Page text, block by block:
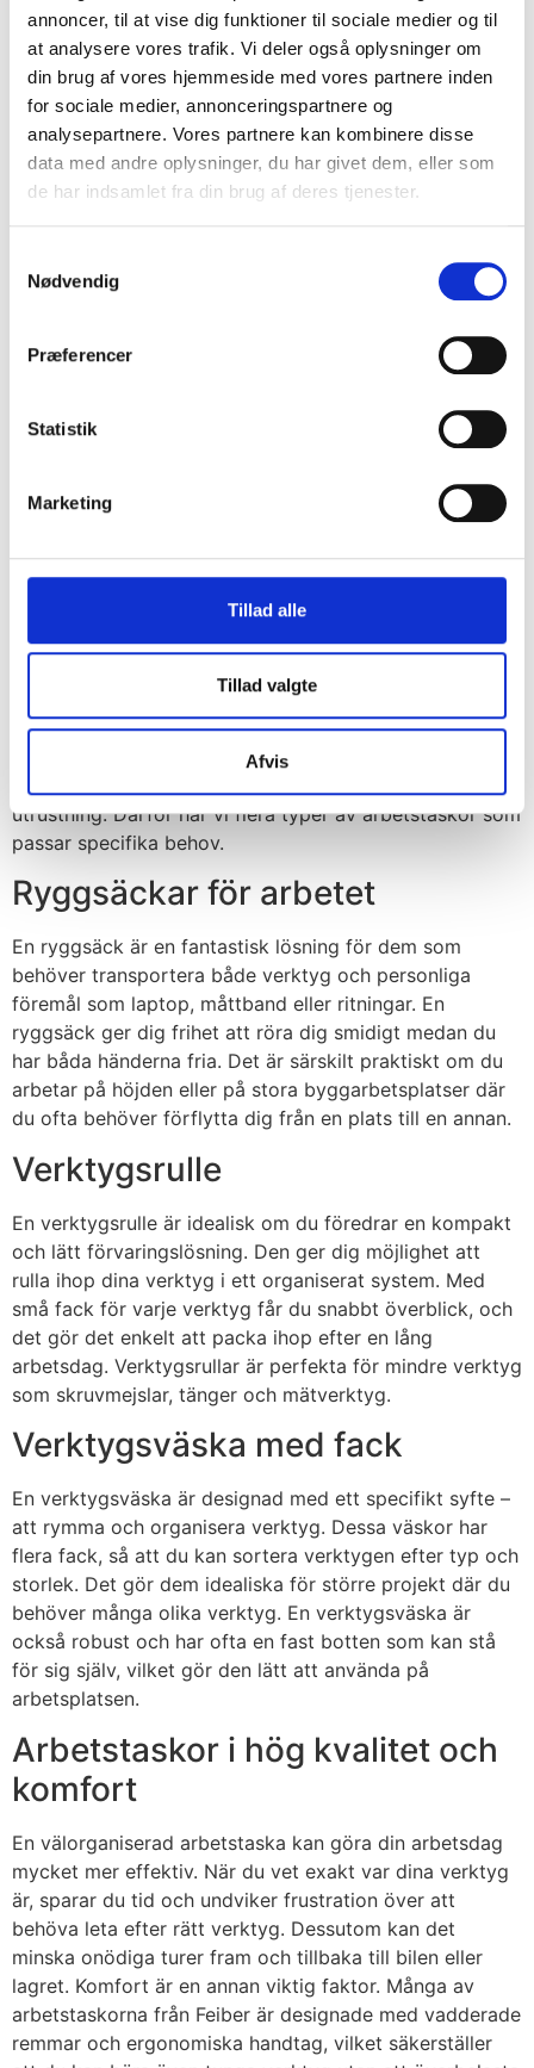
annoncer, til at vise dig funktioner til sociale medier og til
at analysere vores trafik. Vi deler også oplysninger om
din brug af vores hjemmeside med vores partnere inden
for sociale medier, annonceringspartnere og
analysepartnere. Vores partnere kan kombinere disse
data med andre oplysninger, du har givet dem, eller som
de har indsamlet fra din brug af deres tjenester.
Nødvendig
Præferencer
Statistik
Marketing
Tillad alle
Tillad valgte
Afvis
Skydda dina verktyg med
arbetstaskor
anledningar. Först och främst ger det ett praktiskt och
organiserat sätt att förvara och transportera verktyg.
huller om buller i bagaget eller på arbetsplatsen. Varje
skruv, hammare eller mätinstrument har sin bestämda
verktyg när du behöver det. Arbetstaskor hjälper också
med slitstarka material som kan stå emot de tuffa
förhållandena på en byggarbetsplats, samtidigt som de
dina verktyg är skyddade håller de längre, och du
sparar pengar i längden. Förutom arbetstaskor har vi
Olika typer av arbetstaskor
för olika behov
Hos Feiber vet vi att olika uppgifter kräver olika
utrustning. Därför har vi flera typer av arbetstaskor som
passar specifika behov.
Ryggsäckar för arbetet
En ryggsäck är en fantastisk lösning för dem som
behöver transportera både verktyg och personliga
föremål som laptop, måttband eller ritningar. En
ryggsäck ger dig frihet att röra dig smidigt medan du
har båda händerna fria. Det är särskilt praktiskt om du
arbetar på höjden eller på stora byggarbetsplatser där
du ofta behöver förflytta dig från en plats till en annan.
Verktygsrulle
En verktygsrulle är idealisk om du föredrar en kompakt
och lätt förvaringslösning. Den ger dig möjlighet att
rulla ihop dina verktyg i ett organiserat system. Med
små fack för varje verktyg får du snabbt överblick, och
det gör det enkelt att packa ihop efter en lång
arbetsdag. Verktygsrullar är perfekta för mindre verktyg
som skruvmejslar, tänger och mätverktyg.
Verktygsväska med fack
En verktygsväska är designad med ett specifikt syfte –
att rymma och organisera verktyg. Dessa väskor har
flera fack, så att du kan sortera verktygen efter typ och
storlek. Det gör dem idealiska för större projekt där du
behöver många olika verktyg. En verktygsväska är
också robust och har ofta en fast botten som kan stå
för sig själv, vilket gör den lätt att använda på
arbetsplatsen.
Arbetstaskor i hög kvalitet och
komfort
En välorganiserad arbetstaska kan göra din arbetsdag
mycket mer effektiv. När du vet exakt var dina verktyg
är, sparar du tid och undviker frustration över att
behöva leta efter rätt verktyg. Dessutom kan det
minska onödiga turer fram och tillbaka till bilen eller
lagret. Komfort är en annan viktig faktor. Många av
arbetstaskorna från Feiber är designade med vadderade
remmar och ergonomiska handtag, vilket säkerställer